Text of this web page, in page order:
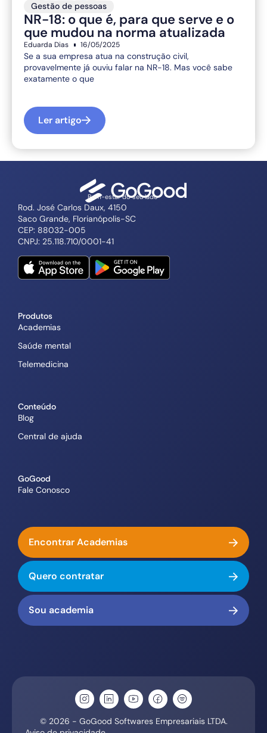
Gestão de pessoas
NR-18: o que é, para que serve e o
que mudou na norma atualizada
Eduarda Dias 16/05/2025
Se a sua empresa atua na construção civil,
provavelmente já ouviu falar na NR-18. Mas você sabe
exatamente o que
Ler artigo
Bem-estar do seu lado
Rod. José Carlos Daux, 4150
Saco Grande, Florianópolis-SC
CEP: 88032-005
CNPJ: 25.118.710/0001-41
Produtos
Academias
Saúde mental
Telemedicina
Conteúdo
Blog
Central de ajuda
GoGood
Fale Conosco
Encontrar Academias
Quero contratar
Sou academia
© 2026 - GoGood Softwares Empresariais LTDA.